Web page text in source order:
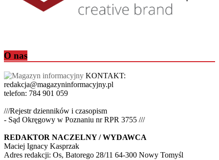
O nas
KONTAKT:
redakcja@magazyninformacyjny.pl
telefon: 784 901 059
///Rejestr dzienników i czasopism
- Sąd Okręgowy w Poznaniu nr RPR 3755 ///
REDAKTOR NACZELNY / WYDAWCA
Maciej Ignacy Kasprzak
Adres redakcji: Os, Batorego 28/11 64-300 Nowy Tomyśl